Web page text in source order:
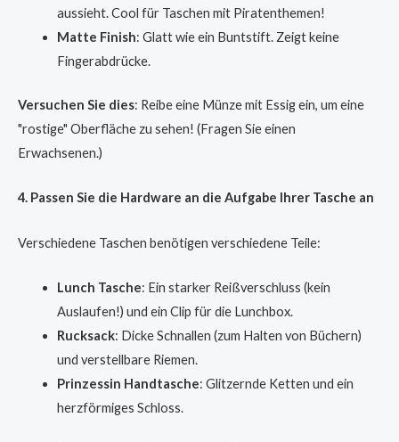
aussieht. Cool für Taschen mit Piratenthemen!
Matte Finish: Glatt wie ein Buntstift. Zeigt keine
Fingerabdrücke.
Versuchen Sie dies: Reibe eine Münze mit Essig ein, um eine
"rostige" Oberfläche zu sehen! (Fragen Sie einen
Erwachsenen.)
4. Passen Sie die Hardware an die Aufgabe Ihrer Tasche an
Verschiedene Taschen benötigen verschiedene Teile:
Lunch Tasche: Ein starker Reißverschluss (kein
Auslaufen!) und ein Clip für die Lunchbox.
Rucksack: Dicke Schnallen (zum Halten von Büchern)
und verstellbare Riemen.
Prinzessin Handtasche: Glitzernde Ketten und ein
herzförmiges Schloss.